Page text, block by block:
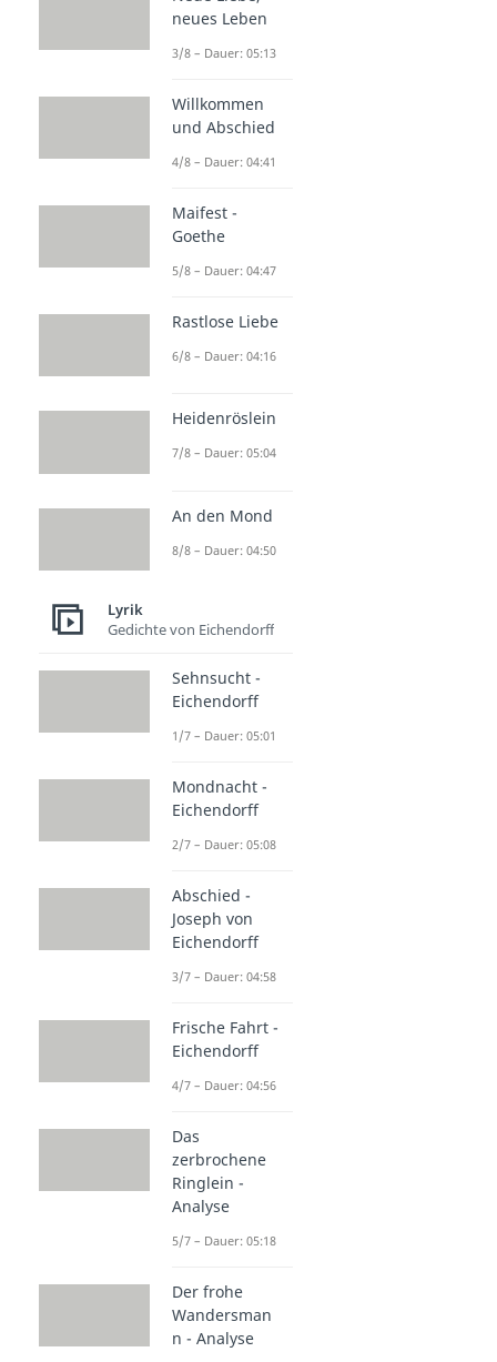
neues Leben
3/8 – Dauer: 05:13
Willkommen
und Abschied
4/8 – Dauer: 04:41
Maifest -
Goethe
5/8 – Dauer: 04:47
Rastlose Liebe
6/8 – Dauer: 04:16
Heidenröslein
7/8 – Dauer: 05:04
An den Mond
8/8 – Dauer: 04:50
Lyrik
Gedichte von Eichendorff
Sehnsucht -
Eichendorff
1/7 – Dauer: 05:01
Mondnacht -
Eichendorff
2/7 – Dauer: 05:08
Abschied -
Joseph von
Eichendorff
3/7 – Dauer: 04:58
Frische Fahrt -
Eichendorff
4/7 – Dauer: 04:56
Das
zerbrochene
Ringlein -
Analyse
5/7 – Dauer: 05:18
Der frohe
Wandersman
n - Analyse